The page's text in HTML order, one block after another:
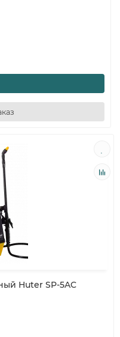
Huter SP-5AC